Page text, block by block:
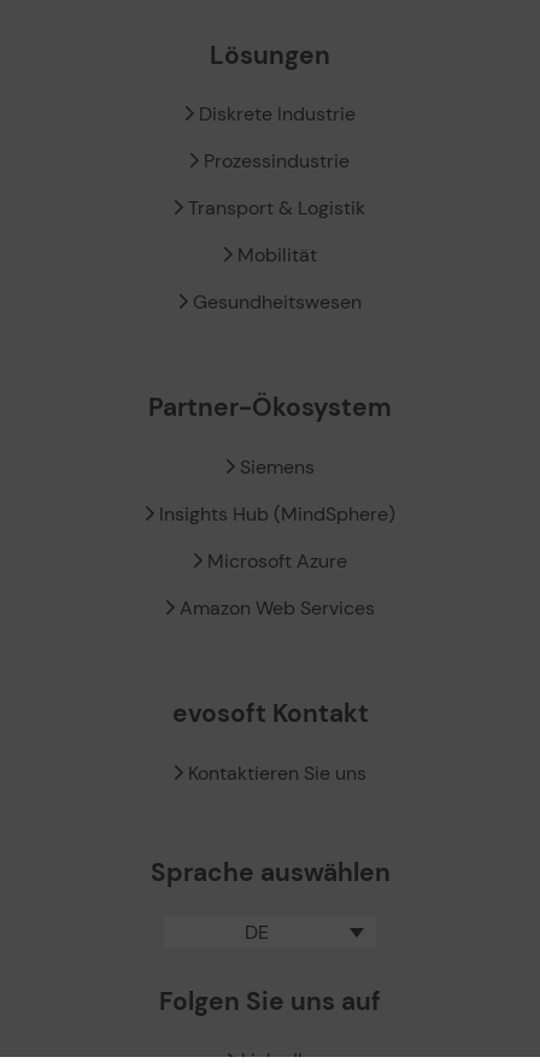
Lösungen
Diskrete Industrie
Prozessindustrie
Transport & Logistik
Mobilität
Gesundheitswesen
Partner-Ökosystem
Siemens
Insights Hub (MindSphere)
Microsoft Azure
Amazon Web Services
evosoft Kontakt
Kontaktieren Sie uns
Sprache auswählen
DE
Folgen Sie uns auf